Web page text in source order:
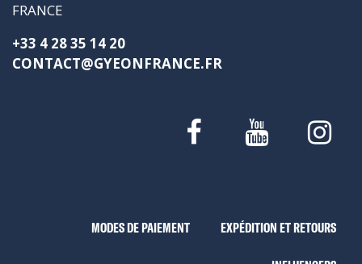
FRANCE
+33 4 28 35 14 20
CONTACT@GYEONFRANCE.FR
MODES DE PAIEMENT EXPÉDITION ET RETOURS